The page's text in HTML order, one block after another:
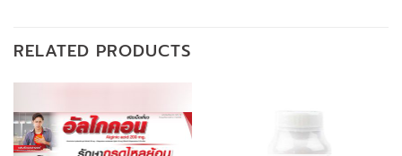
RELATED PRODUCTS